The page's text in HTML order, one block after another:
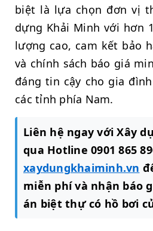
biệt là lựa chọn đơn vị
dựng Khải Minh với hơn
lượng cao, cam kết bảo
và chính sách báo giá
đáng tin cậy cho gia đình
các tỉnh phía Nam.
Liên hệ ngay với Xây
qua Hotline 0901 865
xaydungkhaiminh.vn
miễn phí và nhận báo
án biệt thự có hồ bơi